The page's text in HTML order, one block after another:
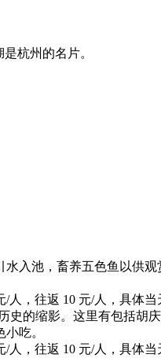
杭州的名片。
入池，畜养五色鱼以供
，往返 10 元/人，具体当
的缩影。这里有包括胡
吃。
，往返 10 元/人，具体当